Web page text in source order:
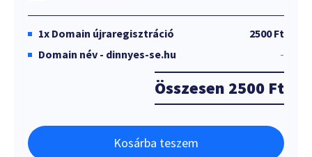
1x Domain újraregisztráció
2500 Ft
Domain név - dinnyes-se.hu
-
Összesen 2500 Ft
Kosárba teszem